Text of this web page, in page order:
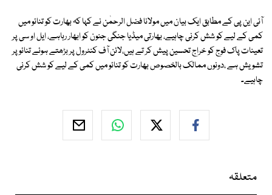
آئی این پی کے مطابق ایک بیان میں مولانا فضل الرحمٰن نے کہا کہ بھارت کو تنائو میں
کمی کے لیے کو شش کرنی چاہیے، بھارتی میڈیا جنگی جنون کو ابھار رہاہے، ایل او سی پر
تعینات پاک فوج کو خراج تحسین پیش کر تے ہیں،لائن آف کنٹرول پر بڑھتے ہوئے تنائو پر
تشویش ہے ،دونوں ممالک بالخصوص بھارت کو تنائو میں کمی کے لیے کو شش کرنی
چاہیے۔
متعلقہ